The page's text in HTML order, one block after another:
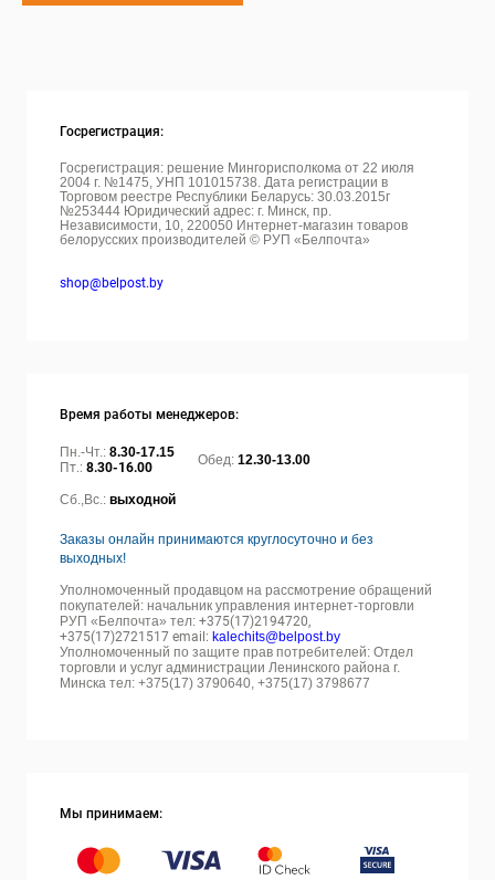
Госрегистрация:
Госрегистрация: решение Мингорисполкома от 22 июля
2004 г. №1475, УНП 101015738. Дата регистрации в
Торговом реестре Республики Беларусь: 30.03.2015г
№253444 Юридический адрес: г. Минск, пр.
Независимости, 10, 220050 Интернет-магазин товаров
белорусских производителей © РУП «Белпочта»
shop@belpost.by
Время работы менеджеров:
Пн.-Чт.: 8.30-17.15
Пт.: 8.30-16.00 Обед: 12.30-13.00
Сб.,Вс.: выходной
Заказы онлайн принимаются круглосуточно и без
выходных!
Уполномоченный продавцом на рассмотрение обращений
покупателей: начальник управления интернет-торговли
РУП «Белпочта» тел: +375(17)2194720,
+375(17)2721517 email: kalechits@belpost.by
Уполномоченный по защите прав потребителей: Отдел
торговли и услуг администрации Ленинского района г.
Минска тел: +375(17) 3790640, +375(17) 3798677
Мы принимаем: